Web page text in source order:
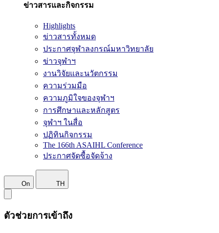
ข่าวสารและกิจกรรม
Highlights
ข่าวสารทั้งหมด
ประกาศจุฬาลงกรณ์มหาวิทยาลัย
ข่าวจุฬาฯ
งานวิจัยและนวัตกรรม
ความร่วมมือ
ความภูมิใจของจุฬาฯ
การศึกษาและหลักสูตร
จุฬาฯ ในสื่อ
ปฏิทินกิจกรรม
The 166th ASAIHL Conference
ประกาศจัดซื้อจัดจ้าง
On TH
ตัวช่วยการเข้าถึง